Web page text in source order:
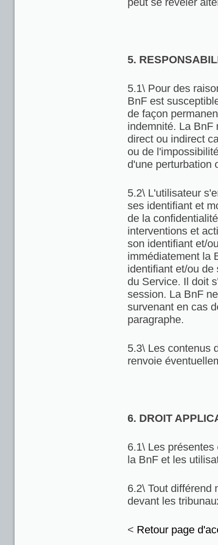
5.
5.1\ Pour des
BnF est
de façon
indemnité. La BnF
direct ou indirect
ou de
d'une perturbation
5.2\ L'utilisateur
ses identifiant et
de la
interventions et
son identifiant et/
immédiatement la
identifiant et/ou
du Service. Il doit
session. La BnF
survenant en cas
paragraphe.
5.3\ Les contenus
renvoie
6. DROIT
6.1\ Les
la BnF et les
6.2\ Tout différend
devant les
< Retour page